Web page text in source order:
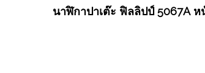
นาฬิกาปาเต๊ะ ฟิลลิปป์ 5067Aห